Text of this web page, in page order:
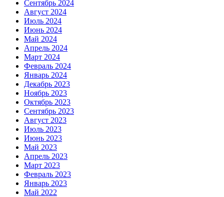
Сентябрь 2024
Август 2024
Июль 2024
Июнь 2024
Май 2024
Апрель 2024
Март 2024
Февраль 2024
Январь 2024
Декабрь 2023
Ноябрь 2023
Октябрь 2023
Сентябрь 2023
Август 2023
Июль 2023
Июнь 2023
Май 2023
Апрель 2023
Март 2023
Февраль 2023
Январь 2023
Май 2022